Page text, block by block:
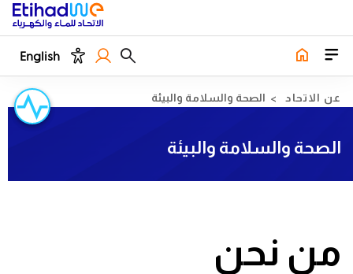
English
عن الاتحاد الصحة والسلامة والبيئة
الصحة والسلامة والبيئة
من نحن